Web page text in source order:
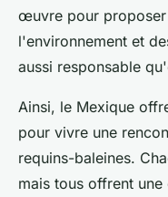
œuvre pour proposer
l'environnement et
aussi responsable
Ainsi, le Mexique
pour vivre une
requins-baleines.
mais tous offrent